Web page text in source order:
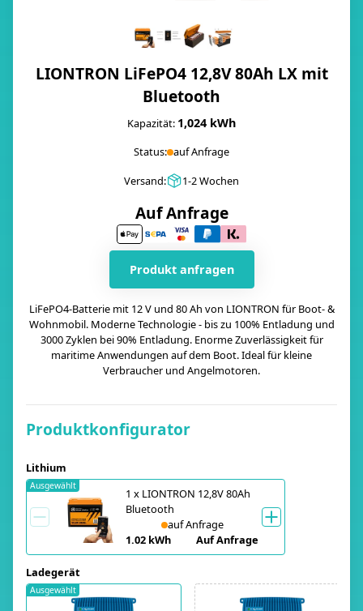
LIONTRON LiFePO4 12,8V 80Ah LX mit
Bluetooth
Kapazität: 1,024 kWh
Status: auf Anfrage
Versand:
1-2 Wochen
Auf Anfrage
Produkt anfragen
LiFePO4-Batterie mit 12 V und 80 Ah von LIONTRON für Boot- &
Wohnmobil. Moderne Technologie - bis zu 100% Entladung und
3000 Zyklen bei 90% Entladung. Enorme Zuverlässigkeit für
maritime Anwendungen auf dem Boot. Ideal für kleine
Verbraucher und Angelmotoren.
Produktkonfigurator
Lithium
1 x LIONTRON 12,8V 80Ah
Bluetooth
auf Anfrage
1.02 kWh
Auf Anfrage
Ausgewählt
Ladegerät
Ausgewählt